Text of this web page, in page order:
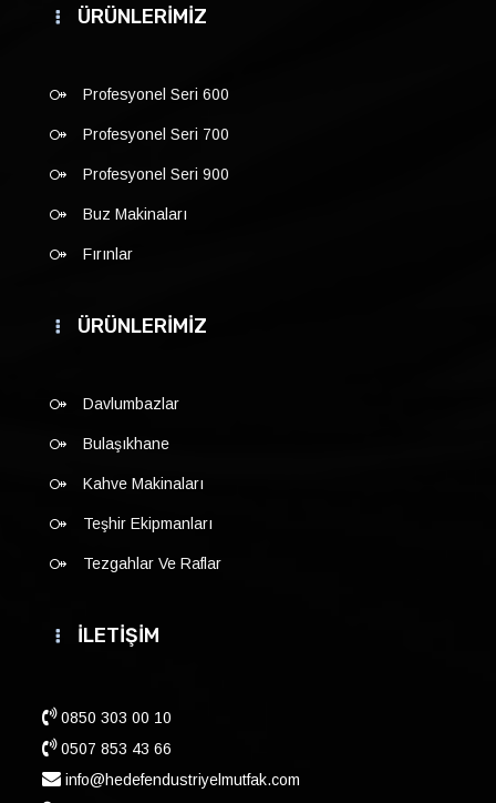
ÜRÜNLERİMİZ
Profesyonel Seri 600
Profesyonel Seri 700
Profesyonel Seri 900
Buz Makinaları
Fırınlar
ÜRÜNLERİMİZ
Davlumbazlar
Bulaşıkhane
Kahve Makinaları
Teşhir Ekipmanları
Tezgahlar Ve Raflar
İLETİŞİM
0850 303 00 10
0507 853 43 66
info@hedefendustriyelmutfak.com